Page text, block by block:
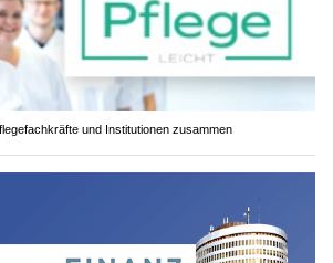
und Institutionen zusammen